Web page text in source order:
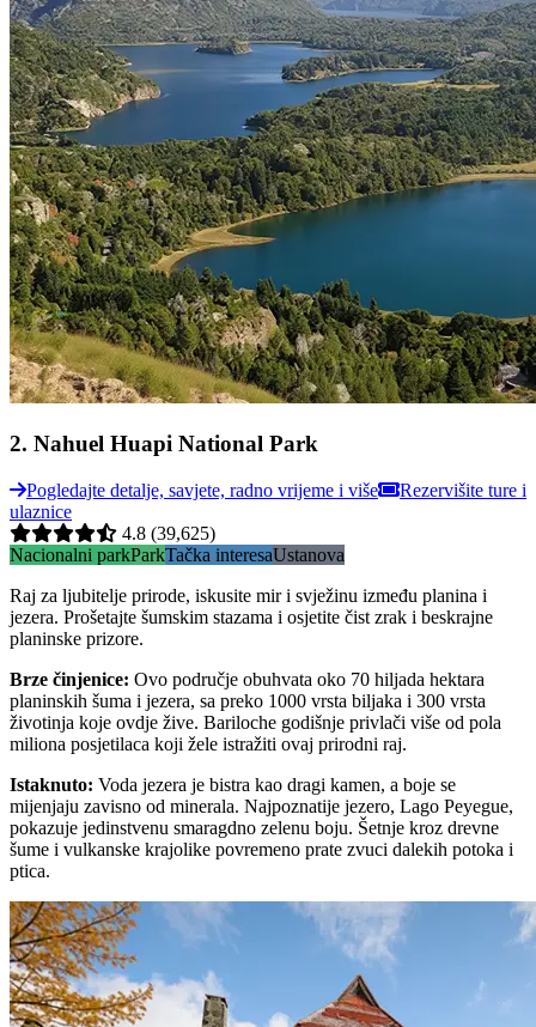
2. Nahuel Huapi National Park
Pogledajte detalje, savjete, radno vrijeme i više
Rezervišite ture i
ulaznice
4.8 (39,625)
Nacionalni parkParkTačka interesaUstanova
Raj za ljubitelje prirode, iskusite mir i svježinu između planina i
jezera. Prošetajte šumskim stazama i osjetite čist zrak i beskrajne
planinske prizore.
Brze činjenice: Ovo područje obuhvata oko 70 hiljada hektara
planinskih šuma i jezera, sa preko 1000 vrsta biljaka i 300 vrsta
životinja koje ovdje žive. Bariloche godišnje privlači više od pola
miliona posjetilaca koji žele istražiti ovaj prirodni raj.
Istaknuto: Voda jezera je bistra kao dragi kamen, a boje se
mijenjaju zavisno od minerala. Najpoznatije jezero, Lago Peyegue,
pokazuje jedinstvenu smaragdno zelenu boju. Šetnje kroz drevne
šume i vulkanske krajolike povremeno prate zvuci dalekih potoka i
ptica.